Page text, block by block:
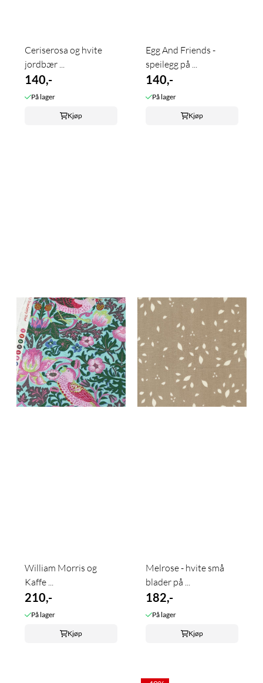
Ceriserosa og hvite
jordbær ...
140,-
På lager
Kjøp
Egg And Friends -
speilegg på ...
140,-
På lager
Kjøp
William Morris og
Kaffe ...
210,-
På lager
Kjøp
Melrose - hvite små
blader på ...
182,-
På lager
Kjøp